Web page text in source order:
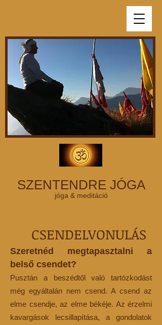
SZENTENDRE JÓGA
jóga & meditáció
CSENDELVONULÁS
Szeretnéd megtapasztalni a
belső csendet?
Pusztán a beszédtől való tartózkodást
még egyáltalán nem csend. A csend az
elme csendje, az elme békéje. Az érzelmi
kavargások lecsillapítása, a gondolatok